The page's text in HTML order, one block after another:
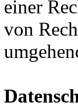
einer
von